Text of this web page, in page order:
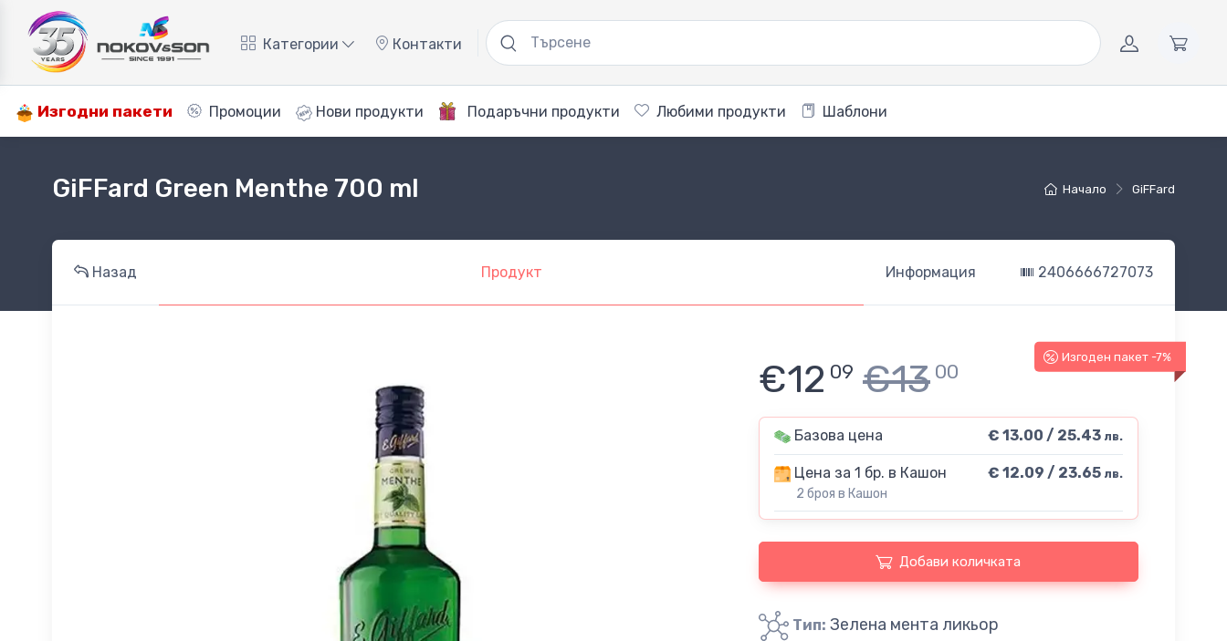
Категории Контакти
Изгодни пакети Промоции Нови продукти Подаръчни продукти Любими продукти Шаблони
Начало GiFFard
GiFFard Green Menthe 700 ml
Назад Продукт Информация 2406666727073
Изгоден пакет -7%
€12 09 €13 00
Базова цена € 13.00 / 25.43 лв.
Цена за 1 бр. в Кашон
2 броя в Кашон
€ 12.09 / 23.65 лв.
Добави количката
Тип: Зелена мента ликьор